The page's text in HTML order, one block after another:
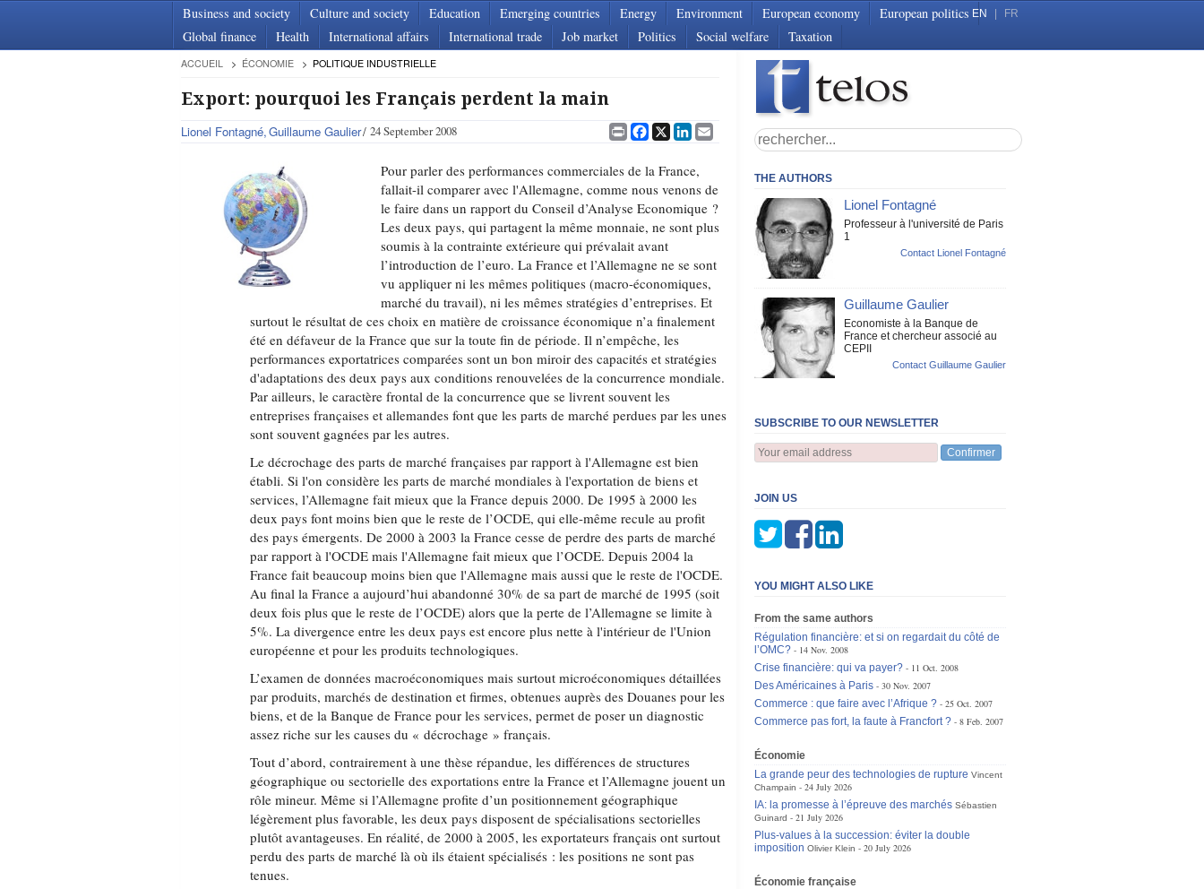
Business and society Culture and society Education Emerging countries Energy Environment European economy
European politics
Global finance
Health International affairs International trade Job market Politics Social welfare Taxation
EN FR
ACCUEIL ÉCONOMIE POLITIQUE INDUSTRIELLE
Export: pourquoi les Français perdent la main
Lionel Fontagné Guillaume Gaulier 24 September 2008 PrintFacebook
X LinkedIn
Email
Pour parler des performances commerciales de la France,
fallait-il comparer avec l'Allemagne, comme nous venons de
le faire dans un rapport du Conseil d’Analyse Economique ?
Les deux pays, qui partagent la même monnaie, ne sont plus
soumis à la contrainte extérieure qui prévalait avant
l’introduction de l’euro. La France et l’Allemagne ne se sont
vu appliquer ni les mêmes politiques (macro-économiques,
marché du travail), ni les mêmes stratégies d’entreprises. Et
surtout le résultat de ces choix en matière de croissance économique n’a finalement
été en défaveur de la France que sur la toute fin de période. Il n’empêche, les
performances exportatrices comparées sont un bon miroir des capacités et stratégies
d'adaptations des deux pays aux conditions renouvelées de la concurrence mondiale.
Par ailleurs, le caractère frontal de la concurrence que se livrent souvent les
entreprises françaises et allemandes font que les parts de marché perdues par les unes
sont souvent gagnées par les autres.
Le décrochage des parts de marché françaises par rapport à l'Allemagne est bien
établi. Si l'on considère les parts de marché mondiales à l'exportation de biens et
services, l’Allemagne fait mieux que la France depuis 2000. De 1995 à 2000 les
deux pays font moins bien que le reste de l’OCDE, qui elle-même recule au profit
des pays émergents. De 2000 à 2003 la France cesse de perdre des parts de marché
par rapport à l'OCDE mais l'Allemagne fait mieux que l’OCDE. Depuis 2004 la
France fait beaucoup moins bien que l'Allemagne mais aussi que le reste de l'OCDE.
Au final la France a aujourd’hui abandonné 30% de sa part de marché de 1995 (soit
deux fois plus que le reste de l’OCDE) alors que la perte de l’Allemagne se limite à
5%. La divergence entre les deux pays est encore plus nette à l'intérieur de l'Union
européenne et pour les produits technologiques.
L’examen de données macroéconomiques mais surtout microéconomiques détaillées
par produits, marchés de destination et firmes, obtenues auprès des Douanes pour les
biens, et de la Banque de France pour les services, permet de poser un diagnostic
assez riche sur les causes du « décrochage » français.
Tout d’abord, contrairement à une thèse répandue, les différences de structures
géographique ou sectorielle des exportations entre la France et l’Allemagne jouent un
rôle mineur. Même si l’Allemagne profite d’un positionnement géographique
légèrement plus favorable, les deux pays disposent de spécialisations sectorielles
plutôt avantageuses. En réalité, de 2000 à 2005, les exportateurs français ont surtout
perdu des parts de marché là où ils étaient spécialisés : les positions ne sont pas
tenues.
THE AUTHORS
Lionel Fontagné
Professeur à l'université de Paris
1
Contact Lionel Fontagné
Guillaume Gaulier
Economiste à la Banque de
France et chercheur associé au
CEPII
Contact Guillaume Gaulier
SUBSCRIBE TO OUR NEWSLETTER
Confirmer
JOIN US
YOU MIGHT ALSO LIKE
From the same authors
Régulation financière: et si on regardait du côté de
l’OMC?
14 Nov. 2008
Crise financière: qui va payer?
11 Oct. 2008
Des Américaines à Paris
30 Nov. 2007
Commerce : que faire avec l’Afrique ?
25 Oct. 2007
Commerce pas fort, la faute à Francfort ?
8 Feb. 2007
Économie
La grande peur des technologies de rupture Vincent
Champain
24 July 2026
IA: la promesse à l’épreuve des marchés Sébastien
Guinard
21 July 2026
Plus-values à la succession: éviter la double
imposition Olivier Klein 20 July 2026
Économie française